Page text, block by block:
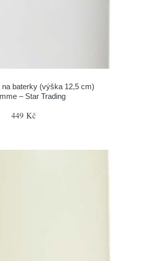
baterky (výška 12,5 cm)
– Star Trading
449 Kč